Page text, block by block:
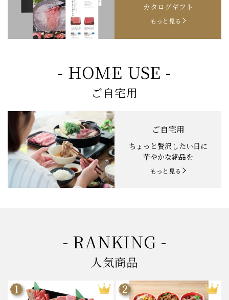
カタログギフト
もっと見る
- HOME USE -
ご自宅用
ご自宅用
ちょっと贅沢したい日に
華やかな絶品を
もっと見る
- RANKING -
人気商品